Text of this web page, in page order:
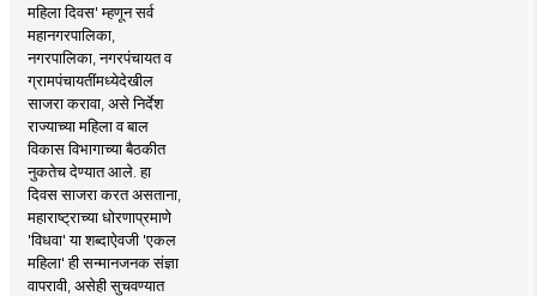
महिला दिवस' म्हणून सर्व
महानगरपालिका,
नगरपालिका, नगरपंचायत व
ग्रामपंचायतींमध्येदेखील
साजरा करावा, असे निर्देश
राज्याच्या महिला व बाल
विकास विभागाच्या बैठकीत
नुकतेच देण्यात आले. हा
दिवस साजरा करत असताना,
महाराष्ट्राच्या धोरणाप्रमाणे
'विधवा' या शब्दाऐवजी 'एकल
महिला' ही सन्मानजनक संज्ञा
वापरावी, असेही सुचवण्यात